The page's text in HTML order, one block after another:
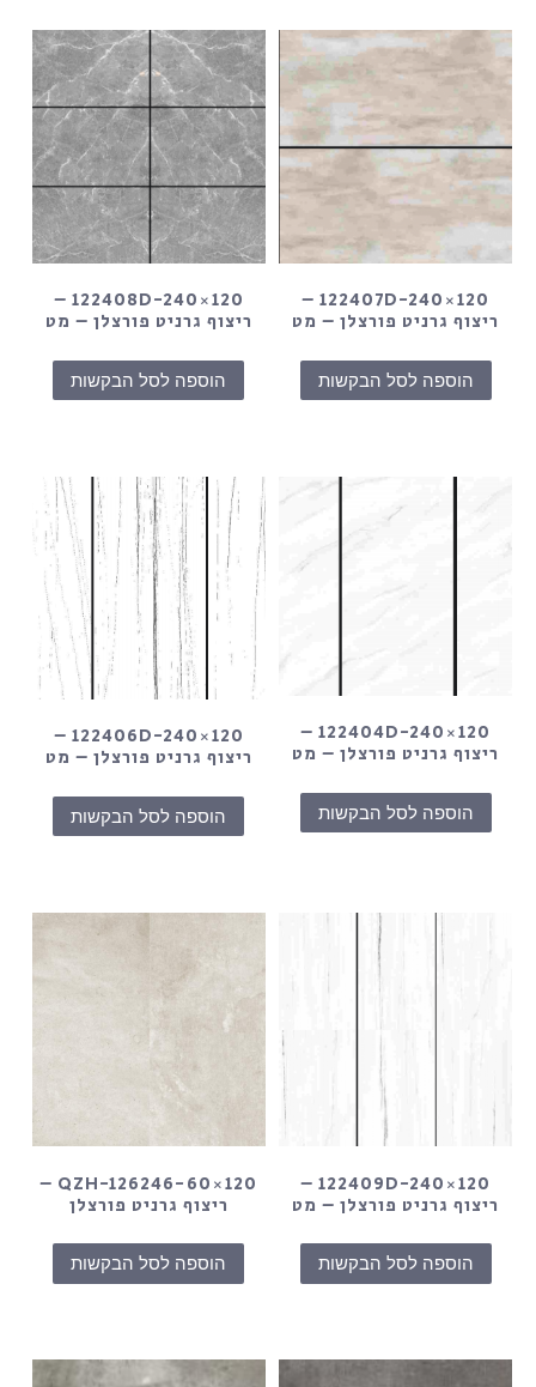
122407D-240×120 –
ריצוף גרניט פורצלן – מט
הוספה לסל הבקשות
122408D-240×120 –
ריצוף גרניט פורצלן – מט
הוספה לסל הבקשות
122404D-240×120 –
ריצוף גרניט פורצלן – מט
הוספה לסל הבקשות
122406D-240×120 –
ריצוף גרניט פורצלן – מט
הוספה לסל הבקשות
122409D-240×120 –
ריצוף גרניט פורצלן – מט
הוספה לסל הבקשות
QZH-126246-60×120 –
ריצוף גרניט פורצלן
הוספה לסל הבקשות